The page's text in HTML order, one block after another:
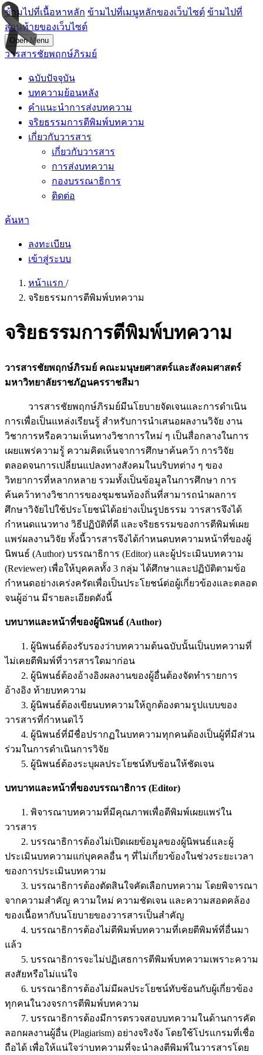
ข้ามไปที่เนื้อหาหลัก ข้ามไปที่เมนูหลักของเว็บไซต์ ข้ามไปที่
ส่วนท้ายของเว็บไซต์
Open Menu
วารสารชัยพฤกษ์ภิรมย์
ฉบับปัจจุบัน
บทความย้อนหลัง
คำแนะนำการส่งบทความ
จริยธรรมการตีพิมพ์บทความ
เกี่ยวกับวารสาร
เกี่ยวกับวารสาร
การส่งบทความ
กองบรรณาธิการ
ติดต่อ
ค้นหา
ลงทะเบียน
เข้าสู่ระบบ
หน้าแรก /
จริยธรรมการตีพิมพ์บทความ
จริยธรรมการตีพิมพ์บทความ
วารสารชัยพฤกษ์ภิรมย์ คณะมนุษยศาสตร์และสังคมศาสตร์
มหาวิทยาลัยราชภัฏนครราชสีมา
วารสารชัยพฤกษ์ภิรมย์มีนโยบายจัดเจนและการดำเนิน
การเพื่อเป็นแหล่งเรียนรู้ สำหรับการนำเสนอผลงานวิจัย งาน
วิชาการหรือความเห็นทางวิชาการใหม่ ๆ เป็นสื่อกลางในการ
เผยแพร่ความรู้ ความคิดเห็นจาการศึกษาค้นคว้า การวิจัย
ตลอดจนการเปลี่ยนแปลงทางสังคมในบริบทต่าง ๆ ของ
วิทยาการที่หลากหลาย รวมทั้งเป็นข้อมูลในการศึกษา การ
ค้นคว้าทางวิชาการของชุมชนท้องถิ่นที่สามารถนำผลการ
ศึกษาวิจัยไปใช้ประโยชน์ได้อย่างเป็นรูปธรรม วารสารจึงได้
กำหนดแนวทาง วิธีปฏิบัติที่ดี และจริยธรรมของการตีพิมพ์เผย
แพร่ผลงานวิจัย ทั้งนี้วารสารจึงได้กำหนดบทความหน้าที่ของผู้
นิพนธ์ (Author) บรรณาธิการ (Editor) และผู้ประเมินบทความ
(Reviewer) เพื่อให้บุคคลทั้ง 3 กลุ่ม ได้ศึกษาและปฏิบัติตามข้อ
กำหนดอย่างเคร่งครัดเพื่อเป็นประโยชน์ต่อผู้เกี่ยวข้องและตลอด
จนผู้อ่าน มีรายละเอียดดังนี้
บทบาทและหน้าที่ของผู้นิพนธ์ (Author)
1. ผู้นิพนธ์ต้องรับรองว่าบทความต้นฉบับนั้นเป็นบทความที่
ไม่เคยตีพิมพ์ที่วารสารใดมาก่อน
2. ผู้นิพนธ์ต้องอ้างอิงผลงานของผู้อื่นต้องจัดทำรายการ
อ้างอิง ท้ายบทความ
3. ผู้นิพนธ์ต้องเขียนบทความให้ถูกต้องตามรูปแบบของ
วารสารที่กำหนดไว้
4. ผู้นิพนธ์ที่มีชื่อปรากฏในบทความทุกคนต้องเป็นผู้ที่มีส่วน
ร่วมในการดำเนินการวิจัย
5. ผู้นิพนธ์ต้องระบุผลประโยชน์ทับซ้อนให้ชัดเจน
บทบาทและหน้าที่ของบรรณาธิการ (Editor)
1. พิจารณาบทความที่มีคุณภาพเพื่อตีพิมพ์เผยแพร่ใน
วารสาร
2. บรรณาธิการต้องไม่เปิดเผยข้อมูลของผู้นิพนธ์และผู้
ประเมินบทความแก่บุคคลอื่น ๆ ที่ไม่เกี่ยวข้องในช่วงระยะเวลา
ของการประเมินบทความ
3. บรรณาธิการต้องตัดสินใจคัดเลือกบทความ โดยพิจารณา
จากความสำคัญ ความใหม่ ความชัดเจน และความสอดคล้อง
ของเนื้อหากับนโยบายของวารสารเป็นสำคัญ
4. บรรณาธิการต้องไม่ตีพิมพ์บทความที่เคยตีพิมพ์ที่อื่นมา
แล้ว
5. บรรณาธิการจะไม่ปฏิเสธการตีพิมพ์บทความเพราะความ
สงสัยหรือไม่แน่ใจ
6. บรรณาธิการต้องไม่มีผลประโยชน์ทับซ้อนกับผู้เกี่ยวข้อง
ทุกคนในวงจรการตีพิมพ์บทความ
7. บรรณาธิการต้องมีการตรวจสอบบทความในด้านการคัด
ลอกผลงานผู้อื่น (Plagiarism) อย่างจริงจัง โดยใช้โปรแกรมที่เชื่อ
ถือได้ เพื่อให้แน่ใจว่าบทความที่จะนำลงตีพิมพ์ในวารสารโดย